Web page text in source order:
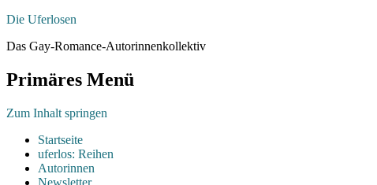
Die Uferlosen
Das Gay-Romance-Autorinnenkollektiv
Primäres Menü
Zum Inhalt springen
Startseite
uferlos: Reihen
Autorinnen
Newsletter